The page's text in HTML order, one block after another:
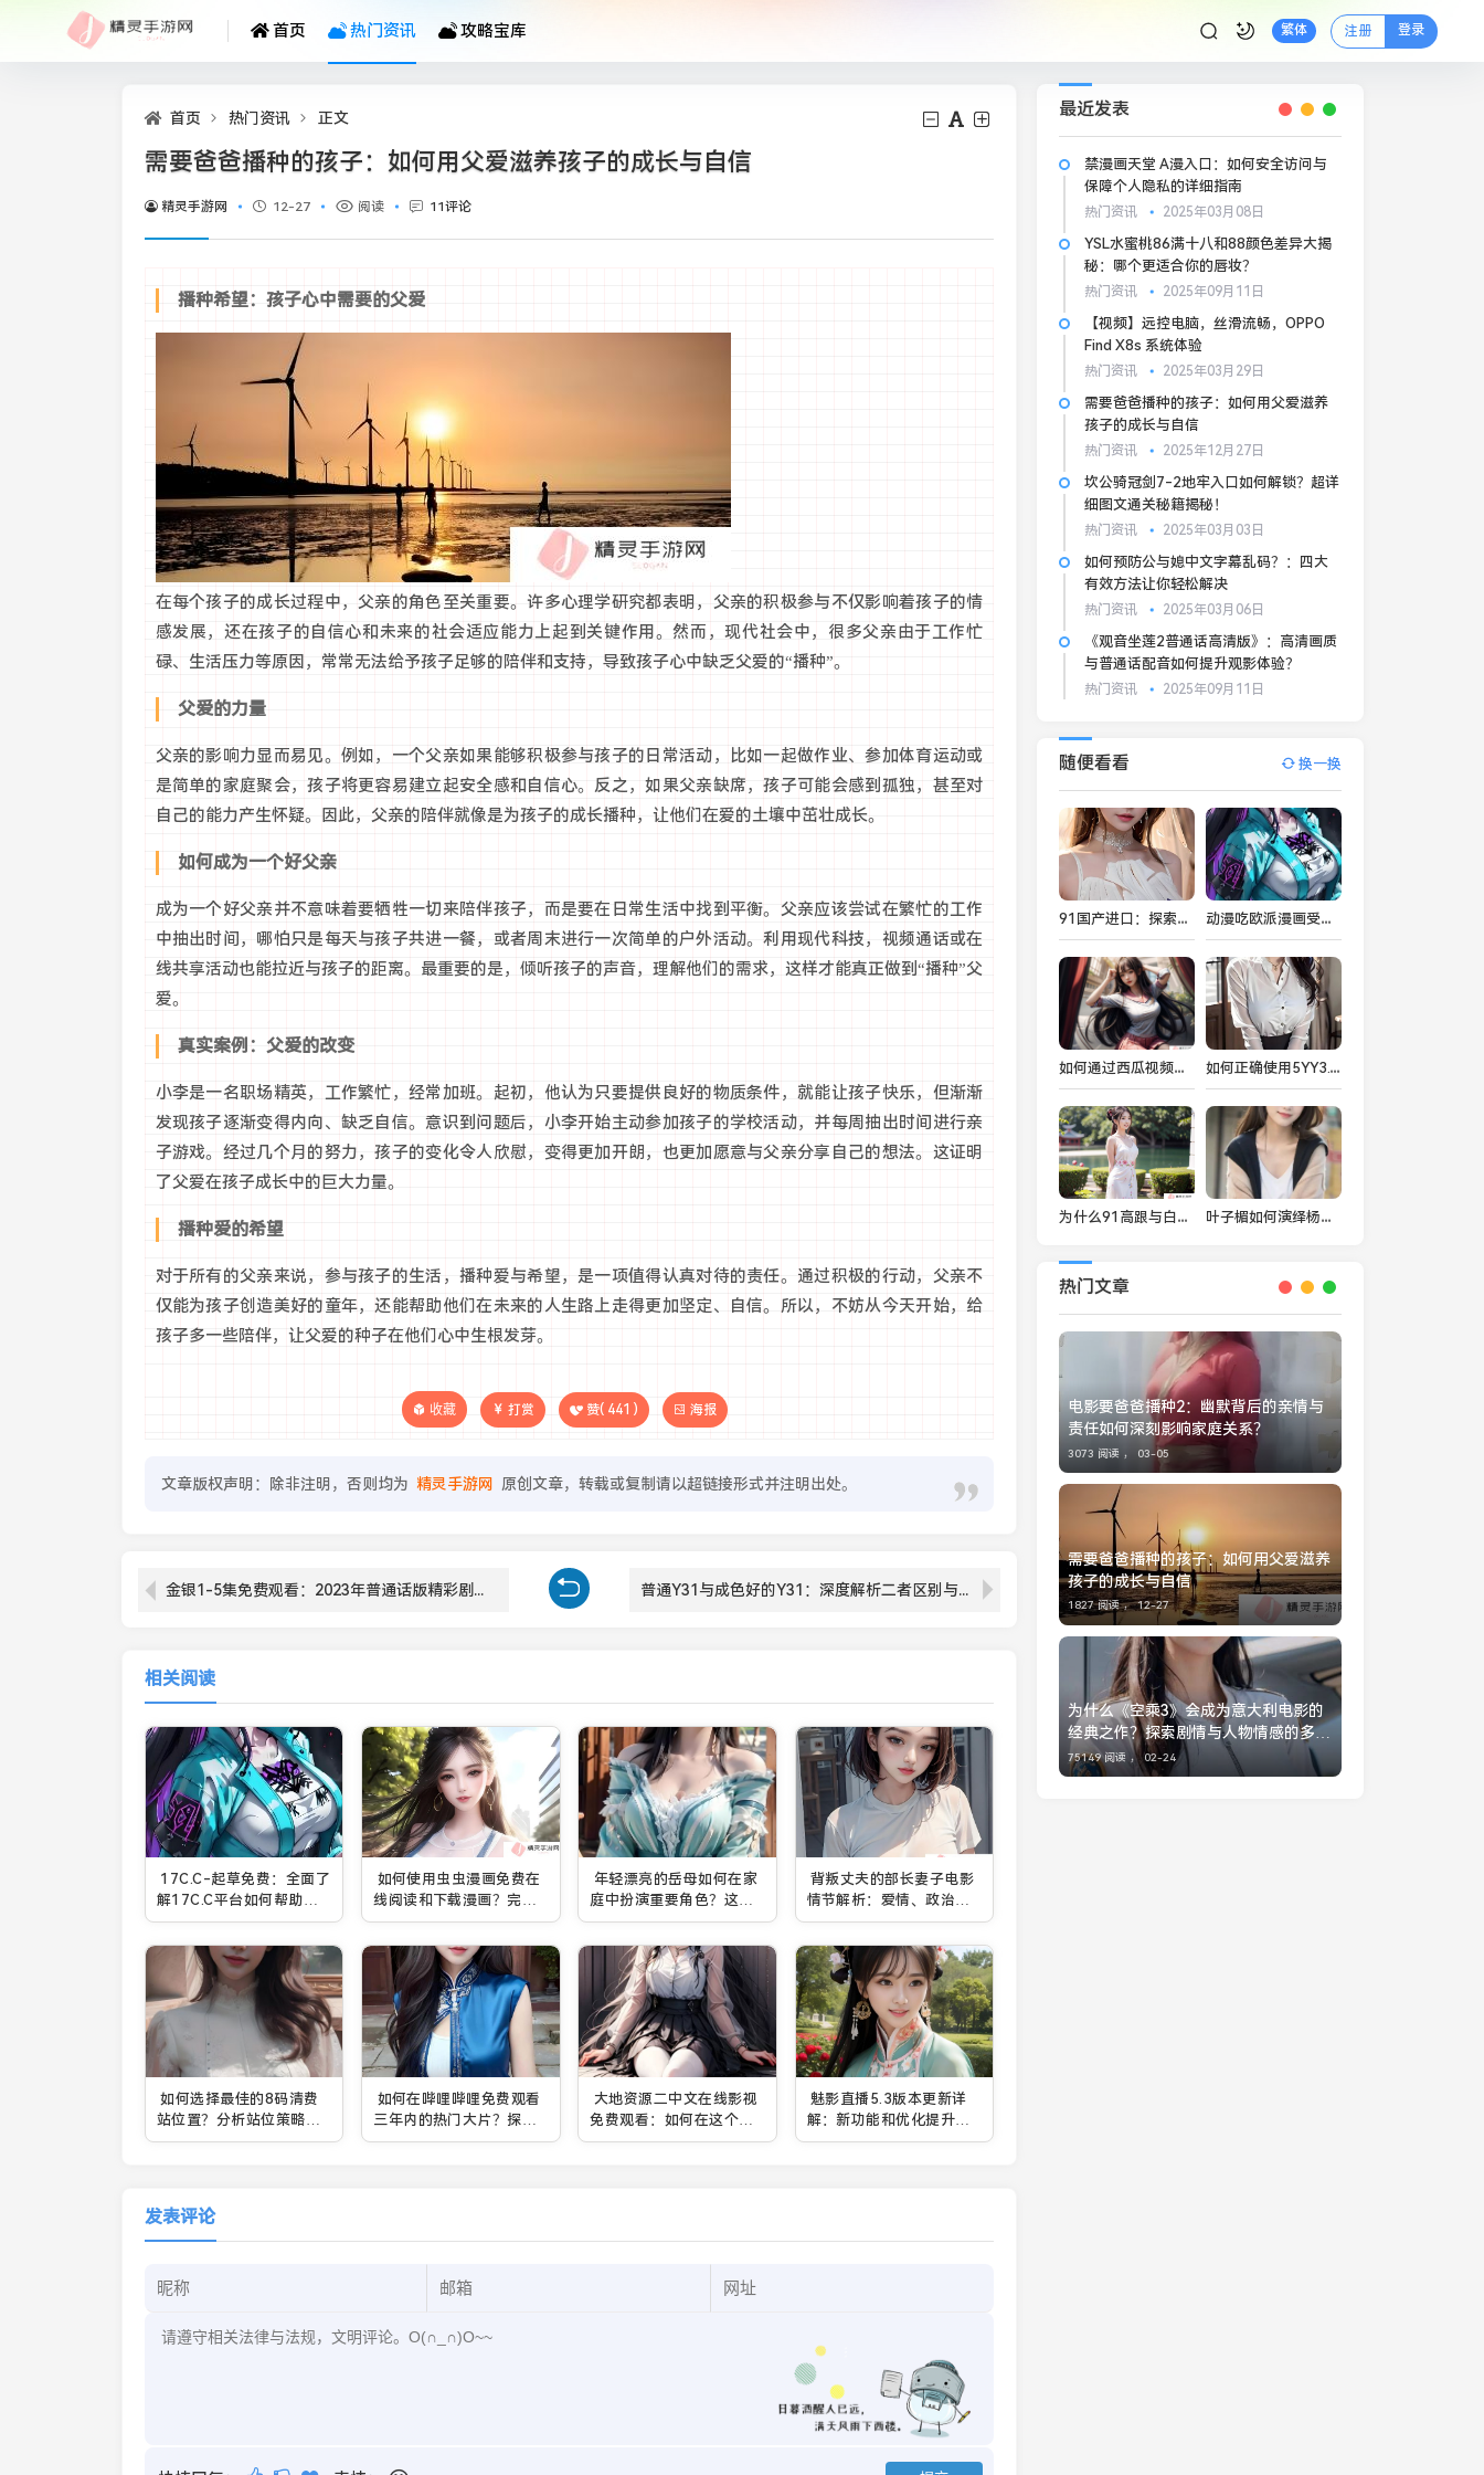
首页 热门资讯 攻略宝库 繁体 注册 登录
首页 热门资讯 正文
需要爸爸播种的孩子：如何用父爱滋养孩子的成长与自信
精灵手游网 12-27 阅读 11评论
播种希望：孩子心中需要的父爱
在每个孩子的成长过程中，父亲的角色至关重要。许多心理学研究都表明，父亲的积极参与不仅影响着孩子的情
感发展，还在孩子的自信心和未来的社会适应能力上起到关键作用。然而，现代社会中，很多父亲由于工作忙
碌、生活压力等原因，常常无法给予孩子足够的陪伴和支持，导致孩子心中缺乏父爱的“播种”。
父爱的力量
父亲的影响力显而易见。例如，一个父亲如果能够积极参与孩子的日常活动，比如一起做作业、参加体育运动或
是简单的家庭聚会，孩子将更容易建立起安全感和自信心。反之，如果父亲缺席，孩子可能会感到孤独，甚至对
自己的能力产生怀疑。因此，父亲的陪伴就像是为孩子的成长播种，让他们在爱的土壤中茁壮成长。
如何成为一个好父亲
成为一个好父亲并不意味着要牺牲一切来陪伴孩子，而是要在日常生活中找到平衡。父亲应该尝试在繁忙的工作
中抽出时间，哪怕只是每天与孩子共进一餐，或者周末进行一次简单的户外活动。利用现代科技，视频通话或在
线共享活动也能拉近与孩子的距离。最重要的是，倾听孩子的声音，理解他们的需求，这样才能真正做到“播种”父
爱。
真实案例：父爱的改变
小李是一名职场精英，工作繁忙，经常加班。起初，他认为只要提供良好的物质条件，就能让孩子快乐，但渐渐
发现孩子逐渐变得内向、缺乏自信。意识到问题后，小李开始主动参加孩子的学校活动，并每周抽出时间进行亲
子游戏。经过几个月的努力，孩子的变化令人欣慰，变得更加开朗，也更加愿意与父亲分享自己的想法。这证明
了父爱在孩子成长中的巨大力量。
播种爱的希望
对于所有的父亲来说，参与孩子的生活，播种爱与希望，是一项值得认真对待的责任。通过积极的行动，父亲不
仅能为孩子创造美好的童年，还能帮助他们在未来的人生路上走得更加坚定、自信。所以，不妨从今天开始，给
孩子多一些陪伴，让父爱的种子在他们心中生根发芽。
收藏 打赏 赞( 441 ) 海报
文章版权声明：除非注明，否则均为 精灵手游网 原创文章，转载或复制请以超链接形式并注明出处。
金银1-5集免费观看：2023年普通话版精彩剧情深度解析 普通Y31与成色好的Y31：深度解析二者区别与购车价值
相关阅读
17C.C-起草免费：全面了
解17C.C平台如何帮助用
户轻松起草各类文书
如何使用虫虫漫画免费在
线阅读和下载漫画？完全
免费享受海量资源的技巧
年轻漂亮的岳母如何在家
庭中扮演重要角色？这四
个方面不可忽视
背叛丈夫的部长妻子电影
情节解析：爱情、政治与
责任的复杂纠葛
如何选择最佳的8码清费
站位置？分析站位策略与
实际操作
如何在哔哩哔哩免费观看
三年内的热门大片？探索
最完整的免费观看电影方
大地资源二中文在线影视
免费观看：如何在这个平
台上找到你喜欢的影视资
魅影直播5.3版本更新详
解：新功能和优化提升你
的直播体验
发表评论
最近发表
禁漫画天堂 A漫入口：如何安全访问与
保障个人隐私的详细指南
热门资讯 2025年03月08日
YSL水蜜桃86满十八和88颜色差异大揭
秘：哪个更适合你的唇妆？
热门资讯 2025年09月11日
【视频】远控电脑，丝滑流畅，OPPO
Find X8s 系统体验
热门资讯 2025年03月29日
需要爸爸播种的孩子：如何用父爱滋养
孩子的成长与自信
热门资讯 2025年12月27日
坎公骑冠剑7-2地牢入口如何解锁？超详
细图文通关秘籍揭秘！
热门资讯 2025年03月03日
如何预防公与媳中文字幕乱码？：四大
有效方法让你轻松解决
热门资讯 2025年03月06日
《观音坐莲2普通话高清版》：高清画质
与普通话配音如何提升观影体验？
热门资讯 2025年09月11日
随便看看 换一换
91国产进口：探索中国本土品牌与全球市场的融合与发展 动漫吃欧派漫画受欢迎的原因是什么？看完你可能会有新的看法！
如何通过西瓜视频免费观看樱花电影大全？值得一试的观影技巧与平台推荐 如何正确使用5YY3.CNV7Y7.CC代码？解析它在网络中的重要作用与安全性保障
为什么91高跟与白丝搭配如此吸引人？时尚达人推荐的完美搭配技巧 叶子楣如何演绎杨贵妃的传奇一生？揭秘《杨贵妃秘史》背后的历史与艺术
热门文章
电影要爸爸播种2：幽默背后的亲情与
责任如何深刻影响家庭关系？
3073 阅读 ， 03-05
需要爸爸播种的孩子：如何用父爱滋养
孩子的成长与自信
1827 阅读 ， 12-27
为什么《空乘3》会成为意大利电影的
经典之作？探索剧情与人物情感的多重
交织
75149 阅读 ， 02-24